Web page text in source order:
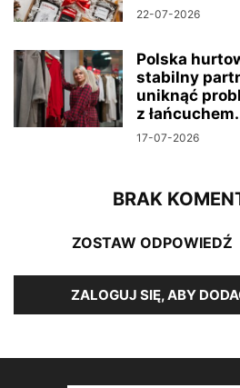
22-07-2026
Polska
stabilny
uniknąć
z
17-07-2026
BRAK
ZOSTAW ODPOWIEDŹ
ZALOGUJ SIĘ, ABY